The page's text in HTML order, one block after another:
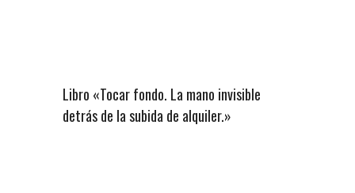
Libro «Tocar fondo. La mano invisible
detrás de la subida de alquiler.»